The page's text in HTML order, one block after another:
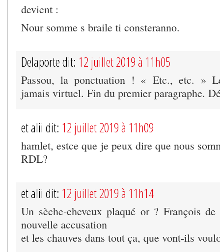
devient :
Nour somme s braile ti consteranno.
Delaporte dit: 12 juillet 2019 à 11h05
Passou, la ponctuation ! « Etc., etc. »
jamais virtuel. Fin du premier paragraphe.
et alii dit: 12 juillet 2019 à 11h09
hamlet, estce que je peux dire que nous
RDL?
et alii dit: 12 juillet 2019 à 11h14
Un sèche-cheveux plaqué or ? François
nouvelle accusation
et les chauves dans tout ça, que vont-ils